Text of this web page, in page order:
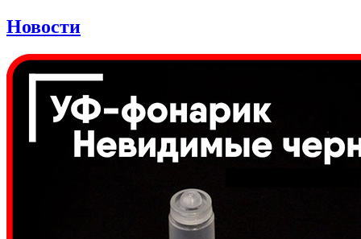
Новости